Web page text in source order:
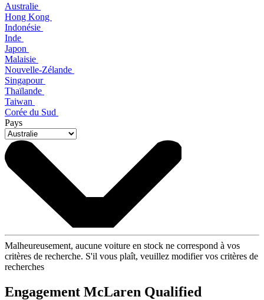
Australie
Hong Kong
Indonésie
Inde
Japon
Malaisie
Nouvelle-Zélande
Singapour
Thaïlande
Taiwan
Corée du Sud
Pays
Malheureusement, aucune voiture en stock ne correspond à vos
critères de recherche. S'il vous plaît, veuillez modifier vos critères de
recherches
Engagement McLaren Qualified